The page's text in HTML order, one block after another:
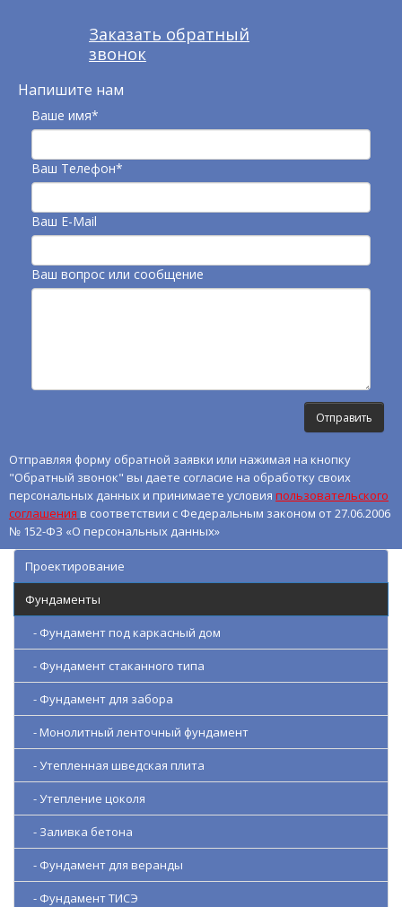
Заказать обратный
звонок
Напишите нам
Ваше имя*
Ваш Телефон*
Ваш E-Mail
Ваш вопрос или сообщение
Отправляя форму обратной заявки или нажимая на кнопку
"Обратный звонок" вы даете согласие на обработку своих
персональных данных и принимаете условия пользовательского
соглашения в соответствии с Федеральным законом от 27.06.2006
№ 152-ФЗ «О персональных данных»
Проектирование
Фундаменты
- Фундамент под каркасный дом
- Фундамент стаканного типа
- Фундамент для забора
- Монолитный ленточный фундамент
- Утепленная шведская плита
- Утепление цоколя
- Заливка бетона
- Фундамент для веранды
- Фундамент ТИСЭ